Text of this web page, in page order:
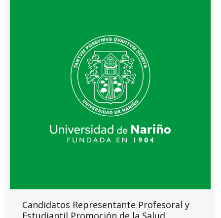
Candidatos Representante Profesoral y
Estudiantil Promoción de la Salud